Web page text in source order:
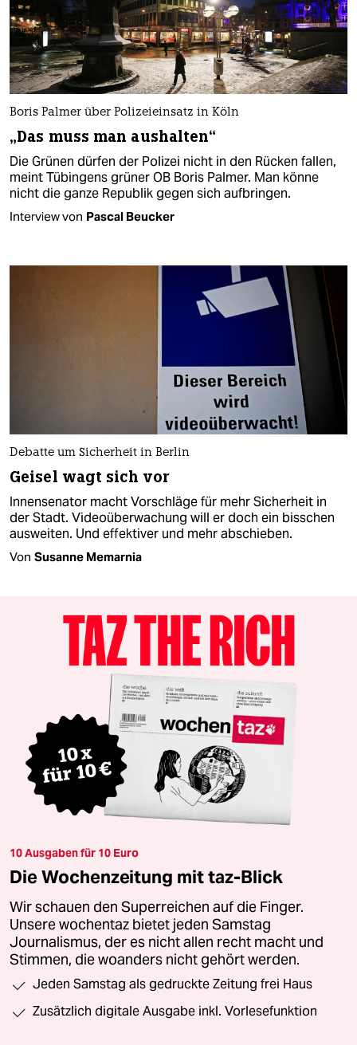
Boris Palmer über Polizeieinsatz in Köln
„Das muss man aushalten“
Die Grünen dürfen der Polizei nicht in den Rücken fallen,
meint Tübingens grüner OB Boris Palmer. Man könne
nicht die ganze Republik gegen sich aufbringen.
Interview von Pascal Beucker
Debatte um Sicherheit in Berlin
Geisel wagt sich vor
Innensenator macht Vorschläge für mehr Sicherheit in
der Stadt. Videoüberwachung will er doch ein bisschen
ausweiten. Und effektiver und mehr abschieben.
Von Susanne Memarnia
10 Ausgaben für 10 Euro
Die Wochenzeitung mit taz-Blick
Wir schauen den Superreichen auf die Finger.
Unsere wochentaz bietet jeden Samstag
Journalismus, der es nicht allen recht macht und
Stimmen, die woanders nicht gehört werden.
Jeden Samstag als gedruckte Zeitung frei Haus
Zusätzlich digitale Ausgabe inkl. Vorlesefunktion